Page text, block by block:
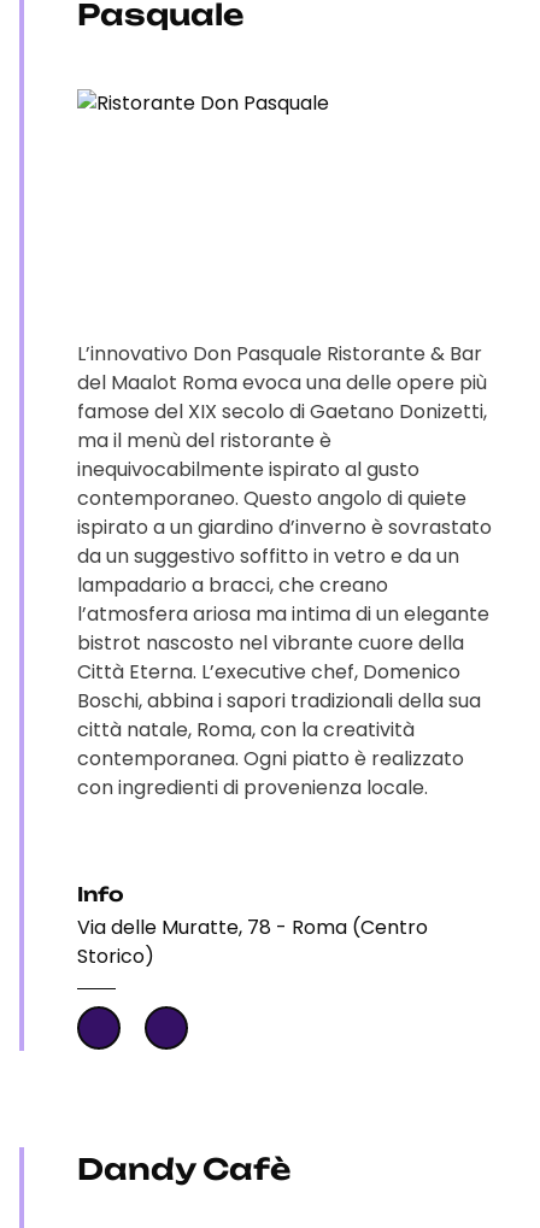
Pasquale
L’innovativo Don Pasquale Ristorante & Bar
del Maalot Roma evoca una delle opere più
famose del XIX secolo di Gaetano Donizetti,
ma il menù del ristorante è
inequivocabilmente ispirato al gusto
contemporaneo. Questo angolo di quiete
ispirato a un giardino d’inverno è sovrastato
da un suggestivo soffitto in vetro e da un
lampadario a bracci, che creano
l’atmosfera ariosa ma intima di un elegante
bistrot nascosto nel vibrante cuore della
Città Eterna. L’executive chef, Domenico
Boschi, abbina i sapori tradizionali della sua
città natale, Roma, con la creatività
contemporanea. Ogni piatto è realizzato
con ingredienti di provenienza locale.
Info
Via delle Muratte, 78 - Roma (Centro
Storico)
Dandy Cafè